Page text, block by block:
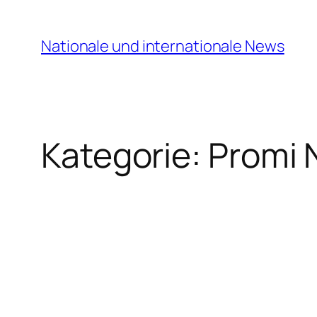
Inhalt
springen
Nationale und internationale News
Kategorie: Promi